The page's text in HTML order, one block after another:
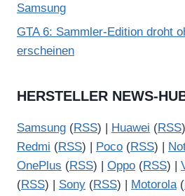
Samsung
GTA 6: Sammler-Edition droht
erscheinen
HERSTELLER NEWS-
Samsung (RSS) | Huawei (RSS
Redmi (RSS) | Poco (RSS) |
OnePlus (RSS) | Oppo (RSS) |
(RSS) | Sony (RSS) | Motorola(